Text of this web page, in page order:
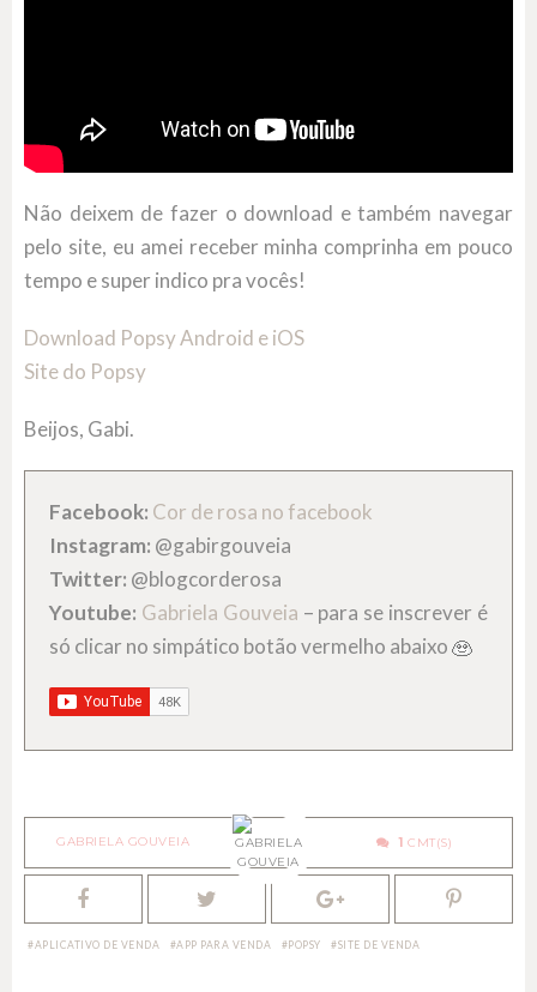
Não deixem de fazer o download e também navegar
pelo site, eu amei receber minha comprinha em pouco
tempo e super indico pra vocês!
Download Popsy Android e iOS
Site do Popsy
Beijos, Gabi.
Facebook: Cor de rosa no facebook
Instagram: @gabirgouveia
Twitter: @blogcorderosa
Youtube: Gabriela Gouveia – para se inscrever é
só clicar no simpático botão vermelho abaixo
GABRIELA GOUVEIA 1
APLICATIVO DE VENDA APP PARA VENDA POPSY SITE DE VENDA